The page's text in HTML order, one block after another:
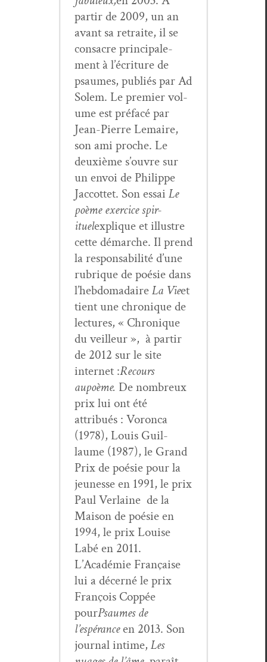
par­tir de 2009, un an
avant sa retraite, il se
con­sacre prin­ci­pale­
ment à l’écriture de
psaumes, pub­liés par Ad
Solem. Le pre­mier vol­
ume est pré­facé par
Jean-Pierre Lemaire,
son ami proche. Le
deux­ième s’ouvre sur
un envoi de Philippe
Jac­cot­tet. Son essai Le
poème exer­ci­ce spir­
ituelexplique et illus­tre
cette démarche. Il prend
la respon­s­abil­ité d’une
rubrique de poésie dans
l’hebdomadaireLa Vieet
tient une chronique de
lec­tures, « Chronique
du veilleur », à par­tir
de 2012 sur le site
inter­net :Recours
aupoème. De nom­breux
prix lui ont été
attribués : Voron­ca
(1978), Louis Guil­
laume (1987), le Grand
Prix de poésie pour la
jeunesse en 1991, le prix
Paul Ver­laine de la
Mai­son de poésie en
1994, le prix Louise
Labé en 2011.
L’Académie Française
lui a décerné le prix
François Cop­pée
pourPsaumes de
l’espéranceen 2013. Son
jour­nal intime, Les